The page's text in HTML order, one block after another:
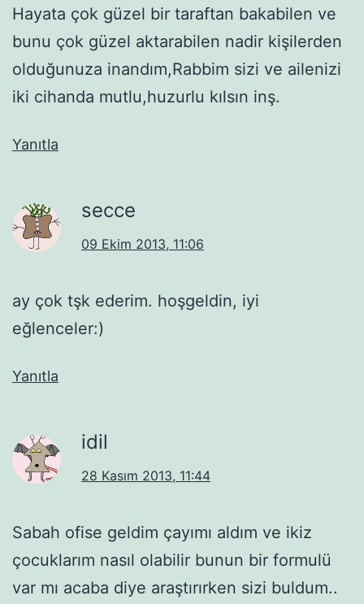
Hayata çok güzel bir taraftan bakabilen ve
bunu çok güzel aktarabilen nadir kişilerden
olduğunuza inandım,Rabbim sizi ve ailenizi
iki cihanda mutlu,huzurlu kılsın inş.
Yanıtla
secce
09 Ekim 2013, 11:06
ay çok tşk ederim. hoşgeldin, iyi
eğlenceler:)
Yanıtla
idil
28 Kasım 2013, 11:44
Sabah ofise geldim çayımı aldım ve ikiz
çocuklarım nasıl olabilir bunun bir formulü
var mı acaba diye araştırırken sizi buldum..